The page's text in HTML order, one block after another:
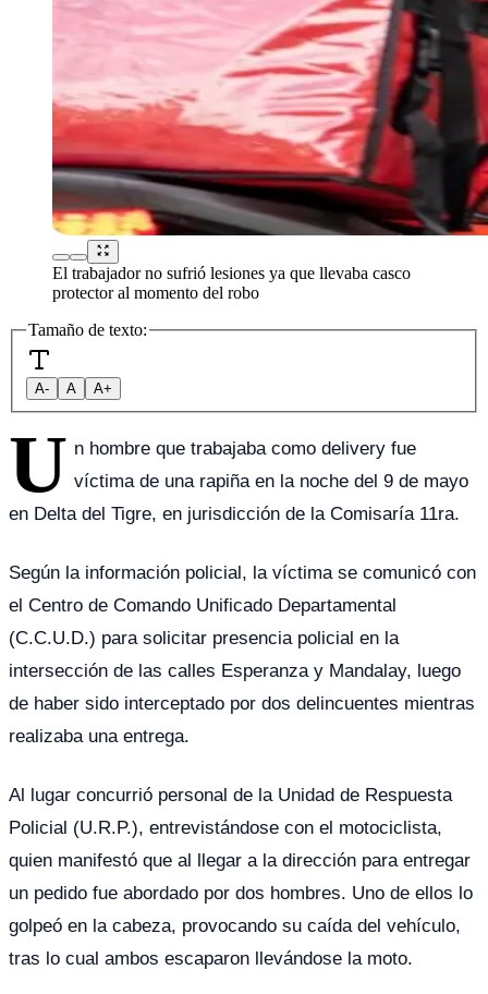
El trabajador no sufrió lesiones ya que llevaba casco
protector al momento del robo
Tamaño de texto:
A- A A+
U n hombre que trabajaba como delivery fue
víctima de una rapiña en la noche del 9 de mayo
en Delta del Tigre, en jurisdicción de la Comisaría 11ra.
Según la información policial, la víctima se comunicó con
el Centro de Comando Unificado Departamental
(C.C.U.D.) para solicitar presencia policial en la
intersección de las calles Esperanza y Mandalay, luego
de haber sido interceptado por dos delincuentes mientras
realizaba una entrega.
Al lugar concurrió personal de la Unidad de Respuesta
Policial (U.R.P.), entrevistándose con el motociclista,
quien manifestó que al llegar a la dirección para entregar
un pedido fue abordado por dos hombres. Uno de ellos lo
golpeó en la cabeza, provocando su caída del vehículo,
tras lo cual ambos escaparon llevándose la moto.